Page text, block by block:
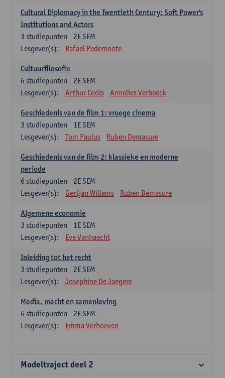
Cultural Diplomacy in the Twentieth Century: Soft Power's
Institutions and Actors
2E SEM
3 studiepunten
Lesgever(s):
Rafael Pedemonte
Cultuurfilosofie
2E SEM
6 studiepunten
Lesgever(s):
Arthur Cools Annelies Verbeeck
Geschiedenis van de film 1: vroege cinema
1E SEM
3 studiepunten
Lesgever(s):
Tom Paulus Ruben Demasure
Geschiedenis van de film 2: klassieke en moderne
periode
2E SEM
6 studiepunten
Lesgever(s):
Gertjan Willems Ruben Demasure
Algemene economie
1E SEM
3 studiepunten
Lesgever(s):
Eve Vanhaecht
Inleiding tot het recht
2E SEM
3 studiepunten
Lesgever(s):
Josephine De Jaegere
Media, macht en samenleving
2E SEM
6 studiepunten
Lesgever(s):
Emma Verhoeven
Modeltraject deel 2